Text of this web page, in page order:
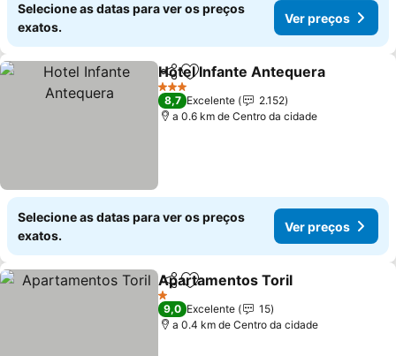
Selecione as datas para ver os preços
exatos.
Ver preços
PartilharAdicionar aos favoritos
Hotel Infante Antequera
3 Estrelas
8,7 Excelente
2.152
a 0.6 km de Centro da cidade
Selecione as datas para ver os preços
exatos.
Ver preços
PartilharAdicionar aos favoritos
Apartamentos Toril
1 Estrelas
9,0 Excelente
15
a 0.4 km de Centro da cidade